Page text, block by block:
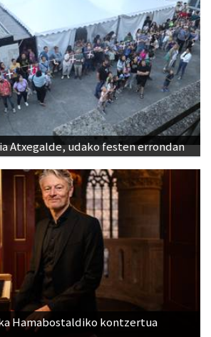
Atxegalde, udako festen errondan
Hamabostaldiko kontzertua